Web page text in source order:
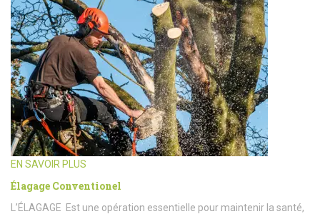
EN SAVOIR PLUS
Élagage Conventionel
L’ÉLAGAGE Est une opération essentielle pour maintenir la santé,